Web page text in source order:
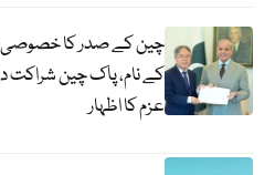
چین کے صدر کا خصوصی
کے نام، پاک چین شراکت
عزم کا اظہار